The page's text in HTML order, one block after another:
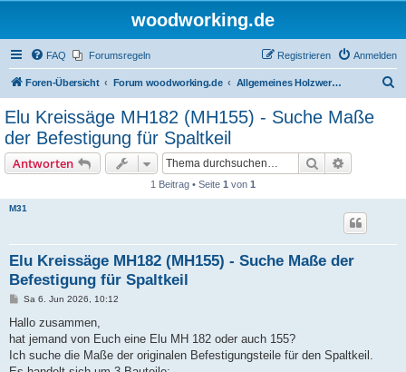
woodworking.de
FAQ Forumsregeln Anmelden
Registrieren
Foren-Übersicht Forum woodworking.de Allgemeines Holzwerkerforum - das laute Forum
Elu Kreissäge MH182 (MH155) - Suche Maße
der Befestigung für Spaltkeil
Antworten Suche
1 Beitrag • Seite 1 von 1
M31
Elu Kreissäge MH182 (MH155) - Suche Maße der
Befestigung für Spaltkeil
B
i
r
a
Sa 6. Jun 2026, 10:12
Hallo zusammen,
hat jemand von Euch eine Elu MH 182 oder auch 155?
Ich suche die Maße der originalen Befestigungsteile für den Spaltkeil.